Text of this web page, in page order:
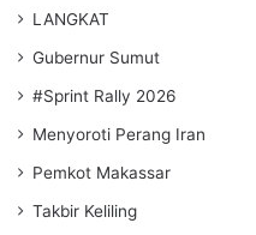
LANGKAT
Gubernur Sumut
#Sprint Rally 2026
Menyoroti Perang Iran
Pemkot Makassar
Takbir Keliling